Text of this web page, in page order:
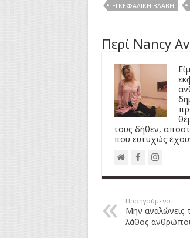
ΕΓΚΕΦΑΛΙΚΉ ΒΛΆΒΗ
Περί Nancy
τους δήθεν,
που ευτυχώς
Προηγούμενο
Μην αναλώνεις
λάθος